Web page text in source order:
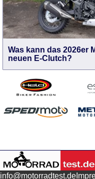
Was kann das 2026er
neuen E-Clutch?
info@motorradtest.de